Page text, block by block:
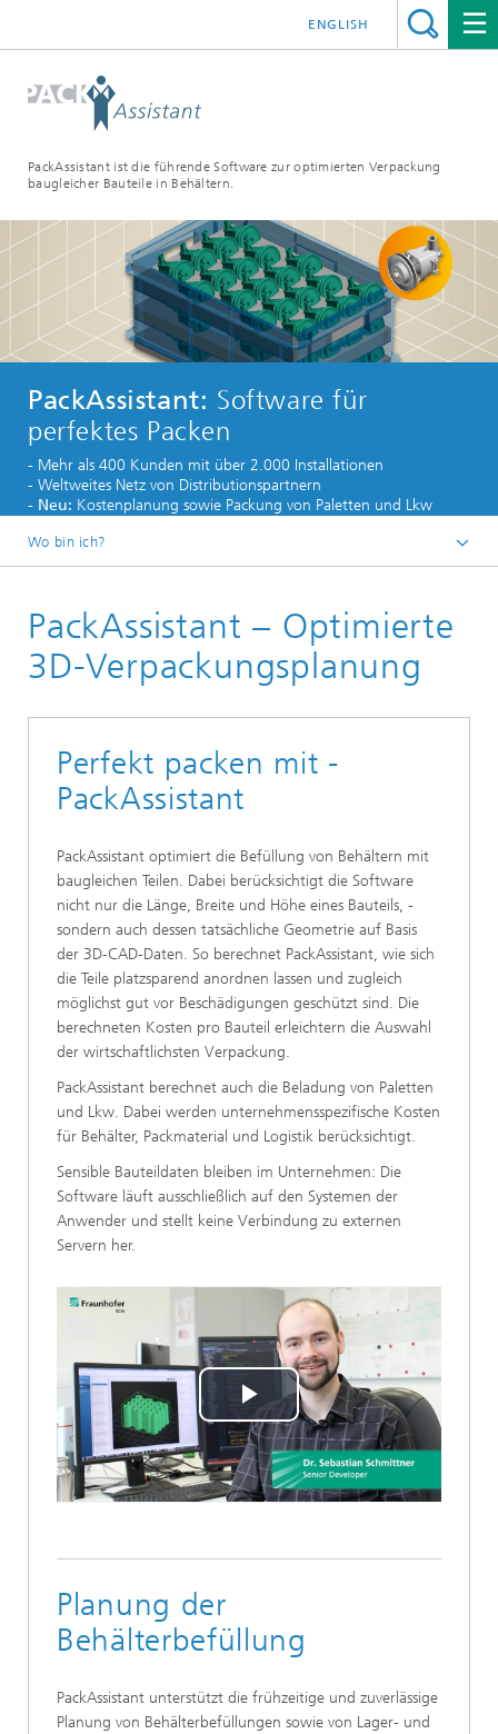
PackAssistant ist die führende Software zur optimierten Verpackung
baugleicher Bauteile in Behältern.
ENGLISH
PackAssistant: Software für
perfektes Packen
- Mehr als 400 Kunden mit über 2.000 Installationen
- Weltweites Netz von Distributions­partnern
- Neu: Kostenplanung sowie Packung von Paletten und Lkw
Wo bin ich?
PackAssistant – Optimierte
3D-Verpackungsplanung
Perfekt packen mit ­
PackAssistant
PackAssistant optimiert die Befüllung von Behältern mit
baugleichen Teilen. Dabei berücksichtigt die Software
nicht nur die Länge, Breite und Höhe eines Bauteils, ­
sondern auch dessen tatsächliche ­Geometrie auf Basis
der 3D-CAD-Daten. So berechnet PackAssistant, wie sich
die Teile platzsparend anordnen lassen und zugleich
möglichst gut vor Beschädigungen geschützt sind. Die
berechneten Kosten pro Bauteil erleichtern die Auswahl
der wirtschaftlichsten Verpackung.
PackAssistant berechnet auch die Beladung von Paletten
und Lkw. Dabei werden unternehmensspezifische Kosten
für Behälter, Packmaterial und Logistik berücksichtigt.
Sensible Bauteildaten bleiben im Unternehmen: Die
Software läuft ausschließlich auf den Systemen der
Anwender und stellt keine Verbindung zu externen
Servern her.
Play
Video
Planung der
Behälterbefüllung
PackAssistant unterstützt die frühzeitige und zuverlässige
Planung von Behälterbefüllungen sowie von Lager- und